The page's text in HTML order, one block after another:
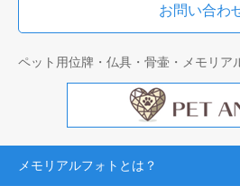
お問い合わ
ペット用位牌・仏具・骨壷・メモリア
メモリアルフォトとは？